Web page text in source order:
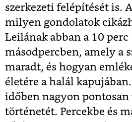
szerkezeti felépítését is.
milyen gondolatok
Leilának abban a 10 perc
másodpercben, amely a
maradt, és hogyan
életére a halál
időben nagyon pontosan
történetét. Percekbe és